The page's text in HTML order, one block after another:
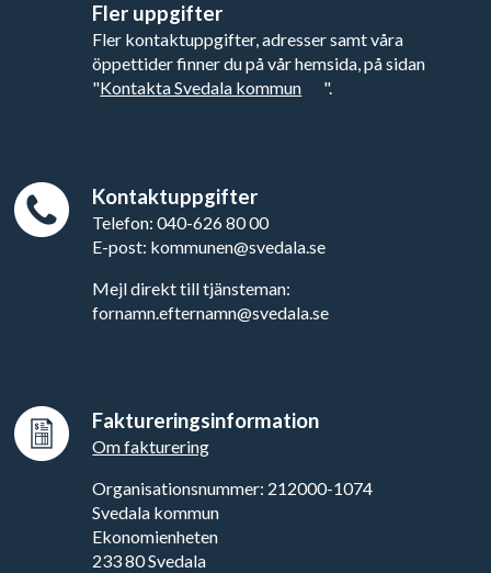
Fler uppgifter
Fler kontaktuppgifter, adresser samt våra
öppettider finner du på vår hemsida, på sidan
"Kontakta Svedala kommun ".
Kontaktuppgifter
Telefon: 040-626 80 00
E-post: kommunen@svedala.se
Mejl direkt till tjänsteman:
fornamn.efternamn@svedala.se
Faktureringsinformation
Om fakturering
Organisationsnummer: 212000-1074
Svedala kommun
Ekonomienheten
233 80 Svedala